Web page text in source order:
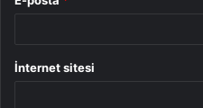
İnternet sitesi